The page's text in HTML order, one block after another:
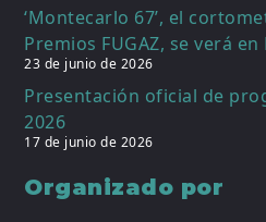
‘Montecarlo 67’, el
Premios FUGAZ, se verá en
23 de junio de 2026
Presentación oficial de
2026
17 de junio de 2026
Organizado por